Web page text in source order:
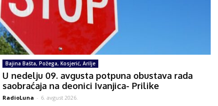
Bajina Bašta, Požega, Kosjerić, Arilje
U nedelju 09. avgusta potpuna obustava rada
saobraćaja na deonici Ivanjica- Prilike
RadioLuna - 6. avgust 2026.